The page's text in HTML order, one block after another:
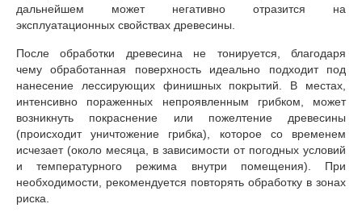
дальнейшем может негативно отразится на
эксплуатационных свойствах древесины.
После обработки древесина не тонируется, благодаря
чему обработанная поверхность идеально подходит под
нанесение лессирующих финишных покрытий. В местах,
интенсивно пораженных непроявленным грибком, может
возникнуть покраснение или пожелтение древесины
(происходит уничтожение грибка), которое со временем
исчезает (около месяца, в зависимости от погодных условий
и температурного режима внутри помещения). При
необходимости, рекомендуется повторять обработку в зонах
риска.